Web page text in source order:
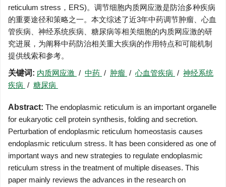
reticulum stress，ERS)。调节细胞内质网应激是防治多种疾病
的重要途径和策略之一。本文综述了近3年中药调节肿瘤、心血
管疾病、神经系统疾病、糖尿病等相关细胞的内质网应激的研
究进展，为阐释中药防治相关重大疾病的作用特点和可能机制
提供线索和参考。
关键词: 内质网应激 / 中药 / 肿瘤 / 心血管疾病 / 神经系统
疾病 / 糖尿病
Abstract: The endoplasmic reticulum is an important organelle
for eukaryotic cell protein synthesis, folding and secretion.
Perturbation of endoplasmic reticulum homeostasis causes
endoplasmic reticulum stress. It has been considered as one of
important ways and new strategies to regulate endoplasmic
reticulum stress in the treatment of multiple diseases. This
paper mainly reviews the advances in the research on